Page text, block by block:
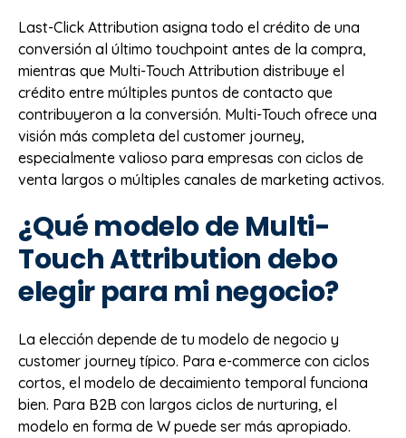
Last-Click Attribution asigna todo el crédito de una
conversión al último touchpoint antes de la compra,
mientras que Multi-Touch Attribution distribuye el
crédito entre múltiples puntos de contacto que
contribuyeron a la conversión. Multi-Touch ofrece una
visión más completa del customer journey,
especialmente valioso para empresas con ciclos de
venta largos o múltiples canales de marketing activos.
¿Qué modelo de Multi-
Touch Attribution debo
elegir para mi negocio?
La elección depende de tu modelo de negocio y
customer journey típico. Para e-commerce con ciclos
cortos, el modelo de decaimiento temporal funciona
bien. Para B2B con largos ciclos de nurturing, el
modelo en forma de W puede ser más apropiado.